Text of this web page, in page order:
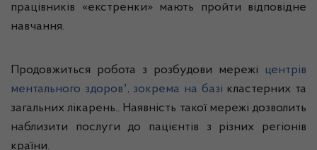
працівників «екстренки» мають пройти відповідне
навчання.
Продовжиться робота з розбудови мережі
центрів
ментального здоровʼ, зокрема на базі кластерних та
загальних лікарень.. Наявність такої мережі дозволить
наблизити послуги до пацієнтів з різних регіонів
країни.